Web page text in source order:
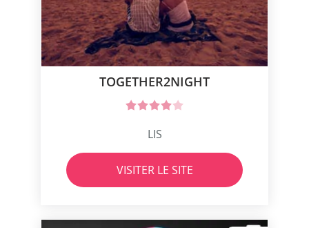
TOGETHER2NIGHT
LIS
VISITER LE SITE